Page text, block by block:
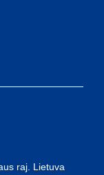
raj. Lietuva